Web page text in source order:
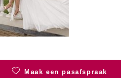
Maak een pasafspraak